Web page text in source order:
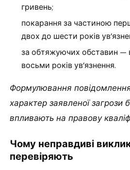
гривень;
покарання за частиною
двох до шести років
за обтяжуючих обставин —
восьми років ув’язнення.
Формулювання
характер заявленої загрози
впливають на правову
Чому неправдиві
перевіряють